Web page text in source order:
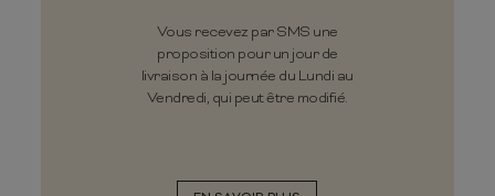
Vous recevez par SMS une
proposition pour un jour de
livraison à la journée du Lundi au
Vendredi, qui peut être modifié.